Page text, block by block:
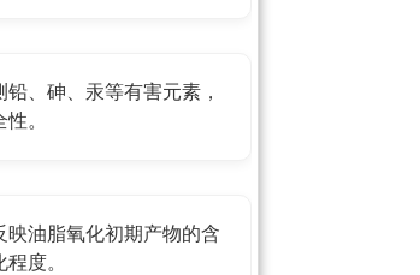
、砷、汞等有害元素，
。
映油脂氧化初期产物的含
度。